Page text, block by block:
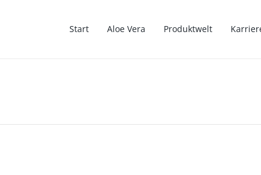
Start Aloe Vera Produktwelt